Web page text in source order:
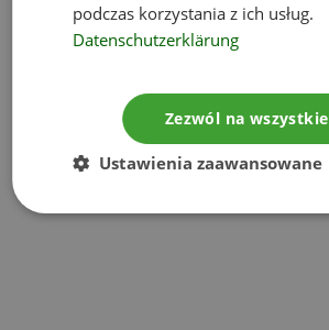
podczas korzystania z ich usług.
Datenschutzerklärung
Zezwól na wszystkie
Ustawienia zaawansowane